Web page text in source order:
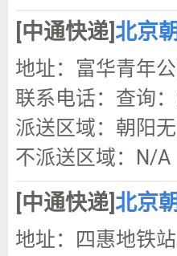
[中通快递]北京
地址：富华青年
联系电话：查询
派送区域：朝阳
不派送区域：N/A
[中通快递]北京
地址：四惠地铁